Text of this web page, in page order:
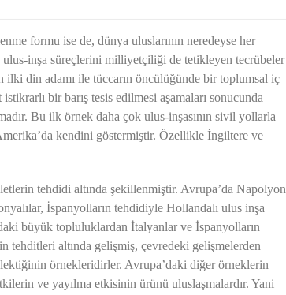
formu ise de, dünya uluslarının neredeyse her
inşa süreçlerini milliyetçiliği de tetikleyen tecrübeler
ilki din adamı ile tüccarın öncülüğünde bir toplumsal iç
bir barış tesis edilmesi aşamaları sonucunda
Bu ilk örnek daha çok ulus-inşasının sivil yollarla
kendini göstermiştir. Özellikle İngiltere ve
tehdidi altında şekillenmiştir. Avrupa’da Napolyon
İspanyolların tehdidiyle Hollandalı ulus inşa
büyük topluluklardan İtalyanlar ve İspanyolların
tehditleri altında gelişmiş, çevredeki gelişmelerden
örnekleridirler. Avrupa’daki diğer örneklerin
ve yayılma etkisinin ürünü uluslaşmalardır. Yani